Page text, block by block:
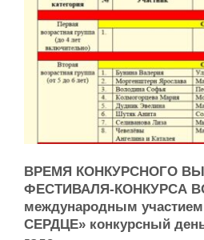
ВРЕМЯ КОНКУРСНОГО
ФЕСТИВАЛЯ-КОНКУРСА
международным
СЕРДЦЕ» конкурсный